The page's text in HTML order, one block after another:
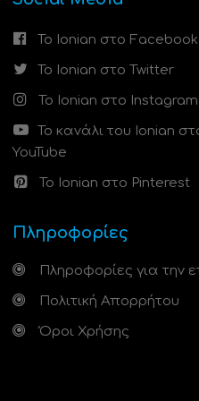
Το Ionian στο Facebook
Το Ionian στο Twitter
Το Ionian στο Instagram
Το κανάλι του Ionian
YouTube
Το Ionian στο Pinterest
Πληροφορίες
Πληροφορίες για την
Πολιτική Απορρήτου
Όροι Χρήσης